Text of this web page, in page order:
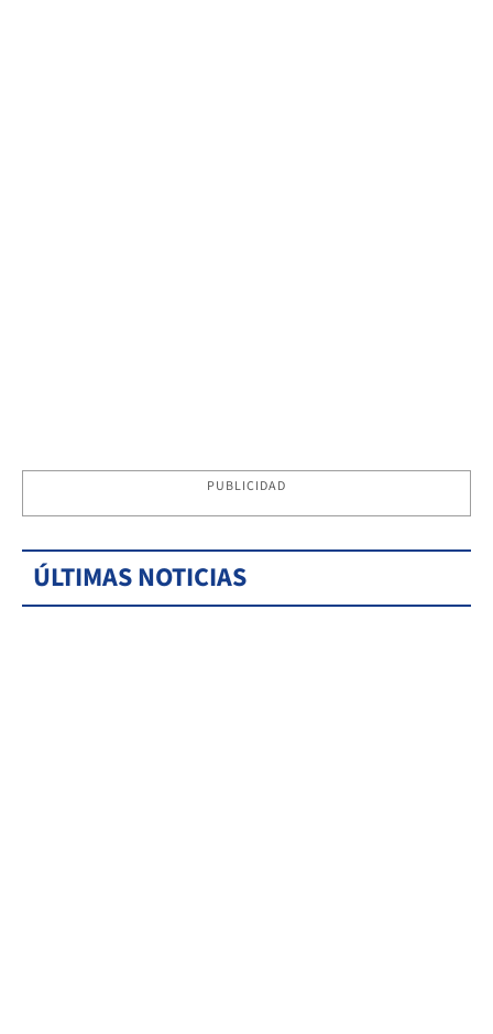
PUBLICIDAD
ÚLTIMAS NOTICIAS